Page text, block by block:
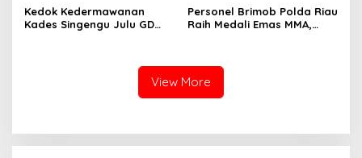
Jalan Tanjung Datuk
Kedok Kedermawanan
Kades Singengu Julu GD
Personel Brimob Polda Riau
Raih Medali Emas MMA,
View More